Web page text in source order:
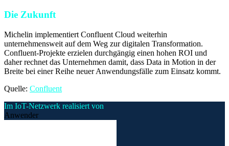
Die Zukunft
Michelin implementiert Confluent Cloud weiterhin
unternehmensweit auf dem Weg zur digitalen Transformation.
Confluent-Projekte erzielen durchgängig einen hohen ROI und
daher rechnet das Unternehmen damit, dass Data in Motion in der
Breite bei einer Reihe neuer Anwendungsfälle zum Einsatz kommt.
Quelle: Confluent
Im IoT-Netzwerk realisiert von
Anwender